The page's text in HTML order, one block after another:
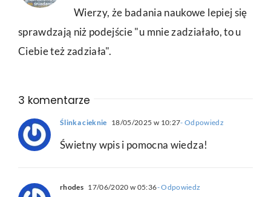
Wierzy, że badania naukowe lepiej się
sprawdzają niż podejście "u mnie zadziałało, to u
Ciebie też zadziała".
3 komentarze
Ślinka cieknie 18/05/2025 w 10:27- Odpowiedz
Świetny wpis i pomocna wiedza!
rhodes 17/06/2020 w 05:36- Odpowiedz